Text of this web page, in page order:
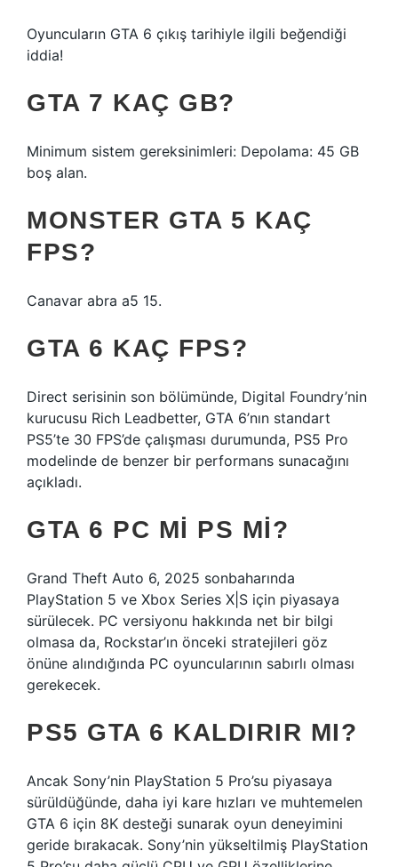
Oyuncuların GTA 6 çıkış tarihiyle ilgili beğendiği
iddia!
GTA 7 KAÇ GB?
Minimum sistem gereksinimleri: Depolama: 45 GB
boş alan.
MONSTER GTA 5 KAÇ
FPS?
Canavar abra a5 15.
GTA 6 KAÇ FPS?
Direct serisinin son bölümünde, Digital Foundry’nin
kurucusu Rich Leadbetter, GTA 6’nın standart
PS5’te 30 FPS’de çalışması durumunda, PS5 Pro
modelinde de benzer bir performans sunacağını
açıkladı.
GTA 6 PC MI PS MI?
Grand Theft Auto 6, 2025 sonbaharında
PlayStation 5 ve Xbox Series X|S için piyasaya
sürülecek. PC versiyonu hakkında net bir bilgi
olmasa da, Rockstar’ın önceki stratejileri göz
önüne alındığında PC oyuncularının sabırlı olması
gerekecek.
PS5 GTA 6 KALDIRIR MI?
Ancak Sony’nin PlayStation 5 Pro’su piyasaya
sürüldüğünde, daha iyi kare hızları ve muhtemelen
GTA 6 için 8K desteği sunarak oyun deneyimini
geride bırakacak. Sony’nin yükseltilmiş PlayStation